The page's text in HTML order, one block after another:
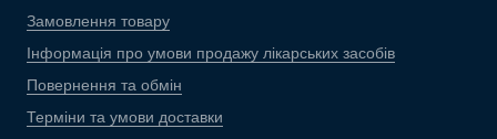
Замовлення товару
Інформація про умови продажу лікарських засобів
Повернення та обмін
Терміни та умови доставки